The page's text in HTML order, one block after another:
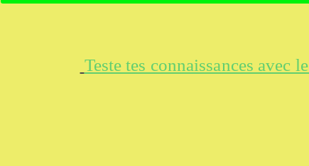
Teste tes connaissances avec le